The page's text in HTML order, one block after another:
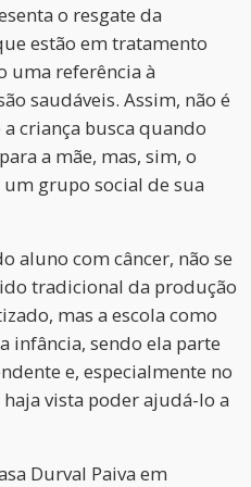
o resgate da
estão em tratamento
uma referência à
saudáveis. Assim, não é
criança busca quando
a mãe, mas, sim, o
grupo social de sua
aluno com câncer, não se
tradicional da produção
mas a escola como
infância, sendo ela parte
e, especialmente no
vista poder ajudá-lo a
Durval Paiva em